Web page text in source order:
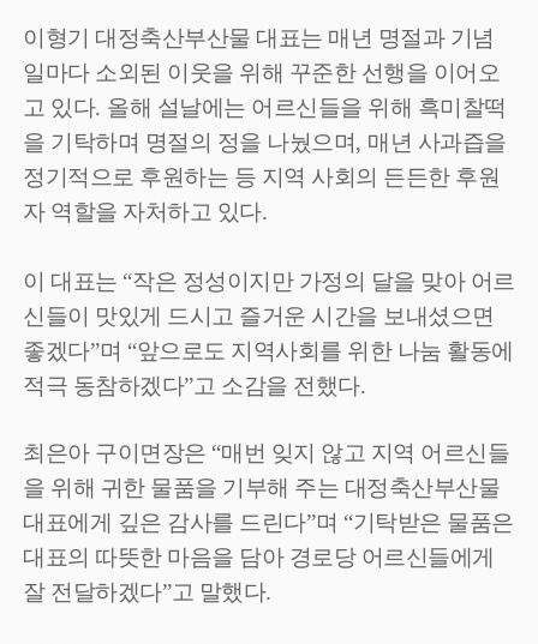
이형기 대정축산부산물 대표는 매년 명절과 기념
일마다 소외된 이웃을 위해 꾸준한 선행을 이어오
고 있다. 올해 설날에는 어르신들을 위해 흑미찰떡
을 기탁하며 명절의 정을 나눴으며, 매년 사과즙을
정기적으로 후원하는 등 지역 사회의 든든한 후원
자 역할을 자처하고 있다.
이 대표는 “작은 정성이지만 가정의 달을 맞아 어르
신들이 맛있게 드시고 즐거운 시간을 보내셨으면
좋겠다”며 “앞으로도 지역사회를 위한 나눔 활동에
적극 동참하겠다”고 소감을 전했다.
최은아 구이면장은 “매번 잊지 않고 지역 어르신들
을 위해 귀한 물품을 기부해 주는 대정축산부산물
대표에게 깊은 감사를 드린다”며 “기탁받은 물품은
대표의 따뜻한 마음을 담아 경로당 어르신들에게
잘 전달하겠다”고 말했다.